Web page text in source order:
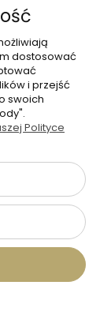
Pracownia
dostosować
i przejść
swoich
Polityce